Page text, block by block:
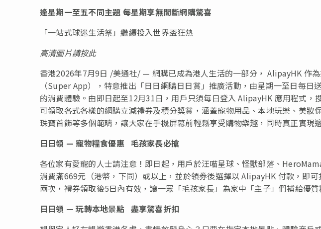
逄星期一至五不同主題 每星期享無間斷網購驚喜
「一站式球迷生活祭」繼續投入世界盃狂熱
高清圖片請按此
香港2026年7月9日 /美通社/ — 網購已成為港人生活的一部分， AlipayHK 作
（Super App），特意推出「日日網購日日賞」推廣活動，由星期一至日每日
的消費體驗。由即日起至12月31日，用戶只須每日登入 AlipayHK 應用程式，
可領取各式各樣的網購立減禮券及積分獎賞，涵蓋寵物用品、本地玩樂、美妝
珠寶首飾等多個範疇，讓大家在手機屏幕前輕鬆享受購物樂趣，同時真正實現
日日領 — 寵物糧食優惠
毛孩家長必搶
各位家有愛寵的人士請注意！即日起，用戶於汪喵星球、怪獸部落、
消費滿669元（港幣，下同）或以上，並於領券後選擇以 AlipayHK 付款，即
兩次，禮券領取後5日內有效，讓一眾「毛孩家長」為家中「主子」們補給優
日日領 —玩轉本地景點 盡享驚喜折扣